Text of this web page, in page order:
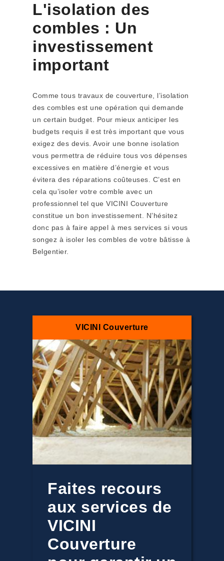
L'isolation des
combles : Un
investissement
important
Comme tous travaux de couverture, l’isolation
des combles est une opération qui demande
un certain budget. Pour mieux anticiper les
budgets requis il est très important que vous
exigez des devis. Avoir une bonne isolation
vous permettra de réduire tous vos dépenses
excessives en matière d’énergie et vous
évitera des réparations coûteuses. C’est en
cela qu’isoler votre comble avec un
professionnel tel que VICINI Couverture
constitue un bon investissement. N’hésitez
donc pas à faire appel à mes services si vous
songez à isoler les combles de votre bâtisse à
Belgentier.
VICINI Couverture
Faites recours
aux services de
VICINI
Couverture